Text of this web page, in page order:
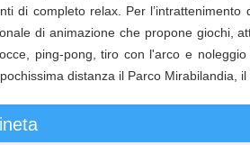
di completo relax. Per
di animazione che propone giochi,
ping-pong, tiro con l'arco e
distanza il Parco Mirabilandia,